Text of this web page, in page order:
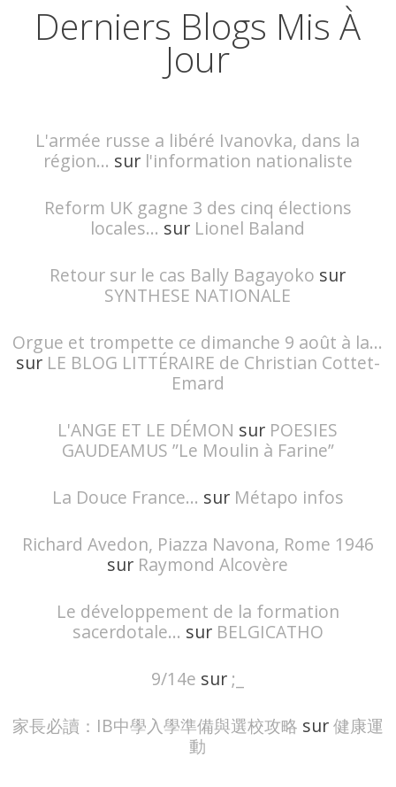
Derniers Blogs Mis À
Jour
L'armée russe a libéré Ivanovka, dans la
région... sur l'information nationaliste
Reform UK gagne 3 des cinq élections
locales... sur Lionel Baland
Retour sur le cas Bally Bagayoko sur
SYNTHESE NATIONALE
Orgue et trompette ce dimanche 9 août à la...
sur LE BLOG LITTÉRAIRE de Christian Cottet-
Emard
L'ANGE ET LE DÉMON sur POESIES
GAUDEAMUS ”Le Moulin à Farine”
La Douce France... sur Métapo infos
Richard Avedon, Piazza Navona, Rome 1946
sur Raymond Alcovère
Le développement de la formation
sacerdotale... sur BELGICATHO
9/14e sur ;_
家長必讀：IB中學入學準備與選校攻略 sur健康運
動